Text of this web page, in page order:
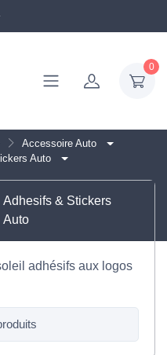
0
Accessoire Auto
Auto
Adhesifs & Stickers
Auto
adhésifs aux logos